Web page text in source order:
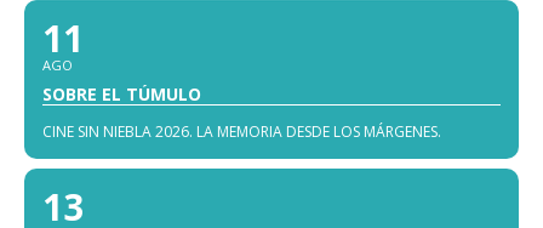
11
AGO
SOBRE EL TÚMULO
CINE SIN NIEBLA 2026. LA MEMORIA DESDE LOS MÁRGENES.
13